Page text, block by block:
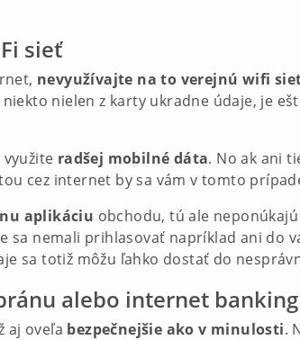
sieť
nevyužívajte na to verejnú wifi
nielen z karty ukradne údaje, je
radšej mobilné dáta. No ak ani
cez internet by sa vám v tomto
aplikáciu obchodu, tú ale
sa nemali prihlasovať napríklad ani do
sa totiž môžu ľahko dostať do
alebo internet
aj oveľa bezpečnejšie ako v minulosti.